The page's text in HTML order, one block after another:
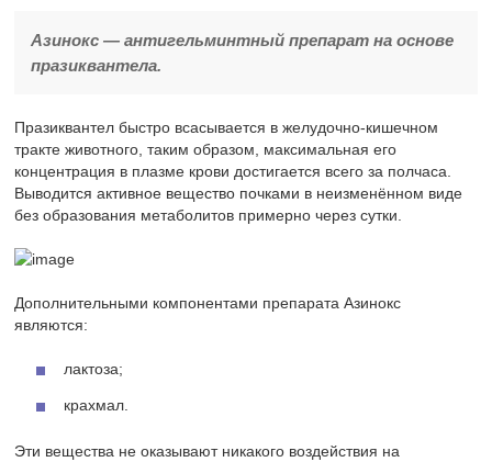
Азинокс — антигельминтный препарат на основе
празиквантела.
Празиквантел быстро всасывается в желудочно-кишечном
тракте животного, таким образом, максимальная его
концентрация в плазме крови достигается всего за полчаса.
Выводится активное вещество почками в неизменённом виде
без образования метаболитов примерно через сутки.
Дополнительными компонентами препарата Азинокс
являются:
лактоза;
крахмал.
Эти вещества не оказывают никакого воздействия на